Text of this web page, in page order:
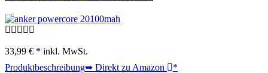
33,99 € * inkl. MwSt.
Produktbeschreibung➥ Direkt zu Amazon *